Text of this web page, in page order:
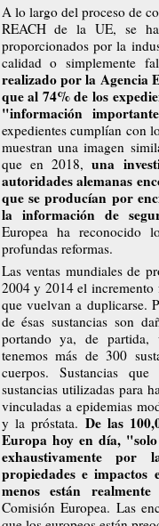
A lo largo del proceso de
REACH de la UE, se
proporcionados por la
calidad o simplemente
realizado por la Agencia
que al 74% de los
"información
expedientes cumplían con
muestran una imagen
que en 2018,una
autoridades alemanas
que se producían por
la información de
Europea ha reconocido
profundas reformas.
Las ventas mundiales de
2004 y 2014 el
que vuelvan a duplicarse.
de ésas sustancias son
portando ya, de partida,
tenemos más de 300
cuerpos. Sustancias
sustancias utilizadas para
vinculadas a epidemias
y la próstata. De las
Europa hoy en día,
exhaustivamente por
propiedades e
menos están
Comisión Europea. Las